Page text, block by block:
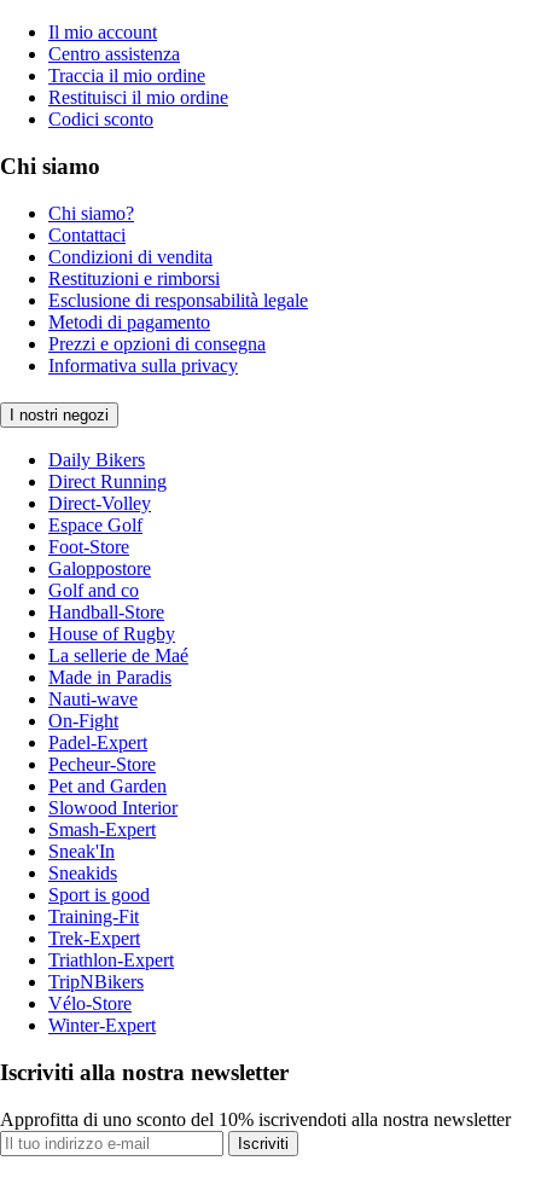
Il mio account
Centro assistenza
Traccia il mio ordine
Restituisci il mio ordine
Codici sconto
Chi siamo
Chi siamo?
Contattaci
Condizioni di vendita
Restituzioni e rimborsi
Esclusione di responsabilità legale
Metodi di pagamento
Prezzi e opzioni di consegna
Informativa sulla privacy
I nostri negozi
Daily Bikers
Direct Running
Direct-Volley
Espace Golf
Foot-Store
Galoppostore
Golf and co
Handball-Store
House of Rugby
La sellerie de Maé
Made in Paradis
Nauti-wave
On-Fight
Padel-Expert
Pecheur-Store
Pet and Garden
Slowood Interior
Smash-Expert
Sneak'In
Sneakids
Sport is good
Training-Fit
Trek-Expert
Triathlon-Expert
TripNBikers
Vélo-Store
Winter-Expert
Iscriviti alla nostra newsletter
Approfitta di uno sconto del 10% iscrivendoti alla nostra newsletter
Iscriviti